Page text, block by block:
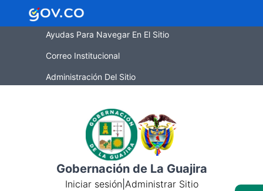
Ayudas Para Navegar En El Sitio
Correo Institucional
Administración Del Sitio
Gobernación de La Guajira
Iniciar sesión Administrar Sitio